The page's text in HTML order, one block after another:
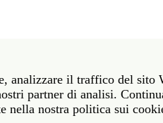
06 58461 · f 39 06
NY 10011 · t 212 751
analizzare il traffico del sito
partner di analisi.
nostra politica sui